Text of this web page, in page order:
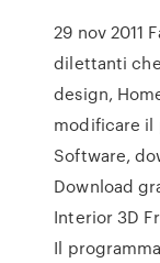
29 nov 2011
dilettanti
design,
modificare il
Software,
Download
Interior 3D
Il